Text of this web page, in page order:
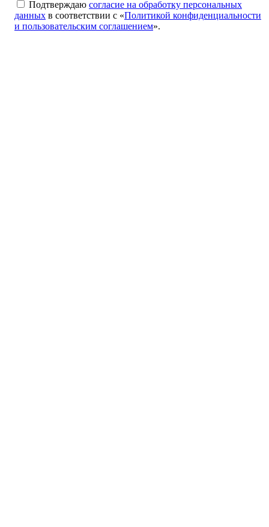
Подтверждаю согласие на обработку персональных
данных в соответствии с «Политикой конфиденциальности
и пользовательским соглашением».